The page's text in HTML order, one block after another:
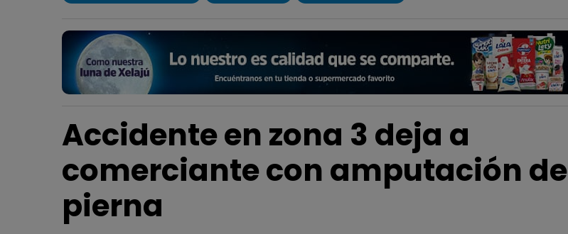
Accidente en zona 3 deja a
comerciante con amputación de
pierna